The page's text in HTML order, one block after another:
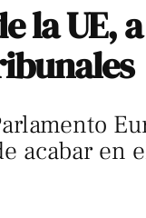
la UE,
acabar en